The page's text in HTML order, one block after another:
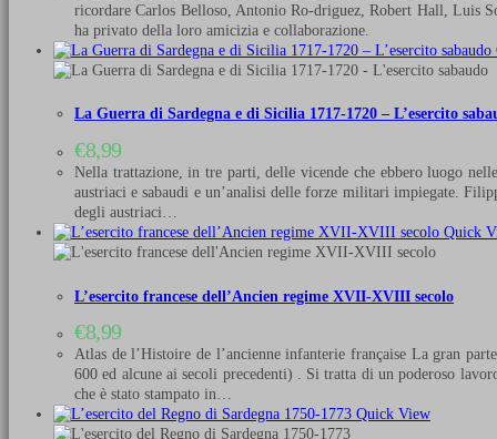
ricordare Carlos Belloso, Antonio Ro-driguez, Robert Hall, Luis
ha privato della loro amicizia e collaborazione.
La Guerra di Sardegna e di Sicilia 1717-1720 – L’esercito
€8,99
Nella trattazione, in tre parti, delle vicende che ebbero luogo
austriaci e sabaudi e un’analisi delle forze militari impiegate.
degli austriaci…
Quick
L’esercito francese dell’Ancien regime XVII-XVIII secolo
€8,99
Atlas de l’Histoire de l’ancienne infanterie française La gran
600 ed alcune ai secoli precedenti) . Si tratta di un poderoso
che è stato stampato in…
Quick View